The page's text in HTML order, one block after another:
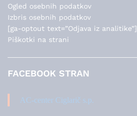
Ogled osebnih podatkov
Izbris osebnih podatkov
[ga-optout text=”Odjava iz analitike”]
Piškotki na strani
FACEBOOK STRAN
AC-center Ciglarič s.p.